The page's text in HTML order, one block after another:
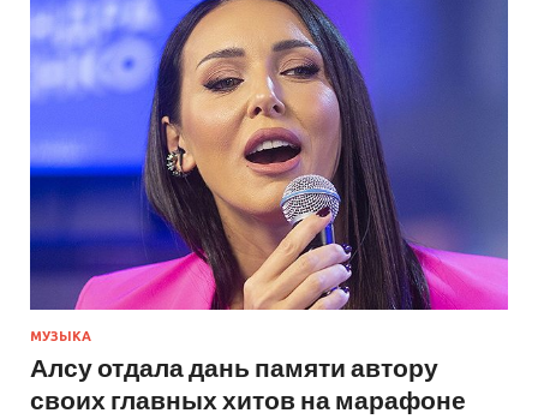
МУЗЫКА
Алсу отдала дань памяти автору
своих главных хитов на марафоне